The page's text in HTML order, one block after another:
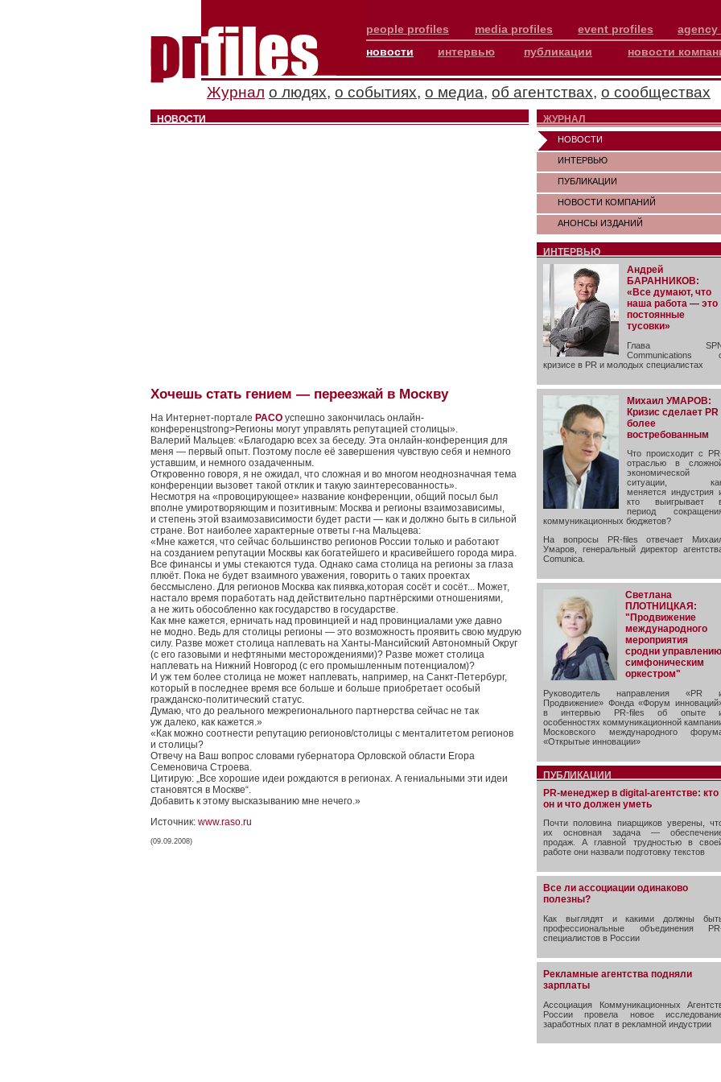
people profiles media profiles event profiles agency
новости
интервью публикации новости
Журнал о людях, о событиях, о медиа, об агентствах, о сообществах
НОВОСТИ
Хочешь стать гением — переезжай в Москву
На Интернет-портале РАСО успешно закончилась онлайн-
конференцstrong>Регионы могут управлять репутацией столицы».
Валерий Мальцев: «Благодарю всех за беседу. Эта онлайн-конференция для
меня — первый опыт. Поэтому после её завершения чувствую себя и немного
уставшим, и немного озадаченным.
Откровенно говоря, я не ожидал, что сложная и во многом неоднозначная тема
конференции вызовет такой отклик и такую заинтересованность».
Несмотря на «провоцирующее» название конференции, общий посыл был
вполне умиротворяющим и позитивным: Москва и регионы взаимозависимы,
и степень этой взаимозависимости будет расти — как и должно быть в сильной
стране. Вот наиболее характерные ответы г-на Мальцева:
«Мне кажется, что сейчас большинство регионов России только и работают
на созданием репутации Москвы как богатейшего и красивейшего города мира.
Все финансы и умы стекаются туда. Однако сама столица на регионы за глаза
плюёт. Пока не будет взаимного уважения, говорить о таких проектах
бессмыслено. Для регионов Москва как пиявка,которая сосёт и сосёт... Может,
настало время поработать над действительно партнёрскими отношениями,
а не жить обособленно как государство в государстве.
Как мне кажется, ерничать над провинцией и над провинциалами уже давно
не модно. Ведь для столицы регионы — это возможность проявить свою мудрую
силу. Разве может столица наплевать на Ханты-Мансийский Автономный Округ
(с его газовыми и нефтяными месторождениями)? Разве может столица
наплевать на Нижний Новгород (с его промышленным потенциалом)?
И уж тем более столица не может наплевать, например, на Санкт-Петербург,
который в последнее время все больше и больше приобретает особый
гражданско-политический статус.
Думаю, что до реального межрегионального партнерства сейчас не так
уж далеко, как кажется.»
«Как можно соотнести репутацию регионов/столицы с менталитетом регионов
и столицы?
Отвечу на Ваш вопрос словами губернатора Орловской области Егора
Семеновича Строева.
Цитирую: „Все хорошие идеи рождаются в регионах. А гениальными эти идеи
становятся в Москве“.
Добавить к этому высказыванию мне нечего.»
Источник: www.raso.ru
(09.09.2008)
ЖУРНАЛ
НОВОСТИ
ИНТЕРВЬЮ
ПУБЛИКАЦИИ
НОВОСТИ КОМПАНИЙ
АНОНСЫ ИЗДАНИЙ
ИНТЕРВЬЮ
Андрей
БАРАННИКОВ:
«Все думают, что
наша работа — это
постоянные
тусовки»
Глава
Communications
кризисе в PR и молодых специалистах
Михаил УМАРОВ:
Кризис сделает PR
более
востребованным
Что происходит с
отраслью в
экономической
ситуации,
меняется индустрия
кто выигрывает
период
коммуникационных бюджетов?
На вопросы PR-files отвечает
Умаров, генеральный директор
Comunica.
Светлана
ПЛОТНИЦКАЯ:
"Продвижение
международного
мероприятия
сродни управлению
симфоническим
оркестром"
Руководитель направления «PR
Продвижение» Фонда «Форум
в интервью PR-files об опыте
особенностях коммуникационной
Московского международного
«Открытые инновации»
ПУБЛИКАЦИИ
PR-менеджер в digital-агентстве: кто
он и что должен уметь
Почти половина пиарщиков уверены,
их основная задача —
продаж. А главной трудностью в
работе они назвали подготовку текстов
Все ли ассоциации одинаково
полезны?
Как выглядят и какими должны
профессиональные объединения
специалистов в России
Рекламные агентства подняли
зарплаты
Ассоциация Коммуникационных
России провела новое
заработных плат в рекламной индустрии